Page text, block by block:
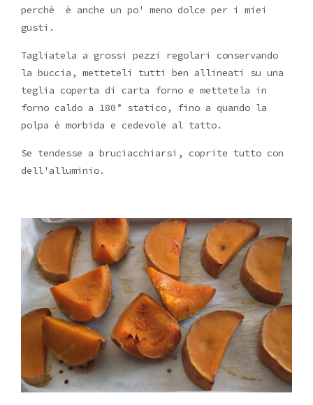
perchè è anche un po' meno dolce per i miei
gusti.
Tagliatela a grossi pezzi regolari conservando
la buccia, metteteli tutti ben allineati su una
teglia coperta di carta forno e mettetela in
forno caldo a 180° statico, fino a quando la
polpa è morbida e cedevole al tatto.
Se tendesse a bruciacchiarsi, coprite tutto con
dell'alluminio.